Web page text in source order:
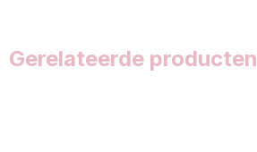
Gerelateerde producten